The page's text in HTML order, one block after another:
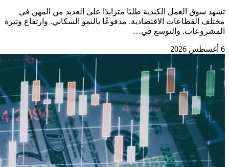
تشهد سوق العمل الكندية طلبًا متزايدًا على العديد من المهن في
مختلف القطاعات الاقتصادية. مدفوعًا بالنمو السكاني. وارتفاع وتيرة
المشروعات. والتوسع في…
6 أغسطس 2026